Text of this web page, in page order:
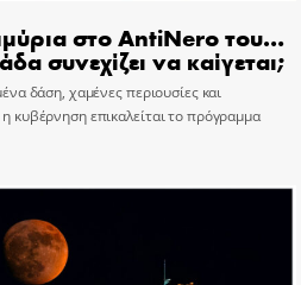
στο AntiNero του…
συνεχίζει να καίγεται;
δάση, χαμένες περιουσίες και
κυβέρνηση επικαλείται το πρόγραμμα